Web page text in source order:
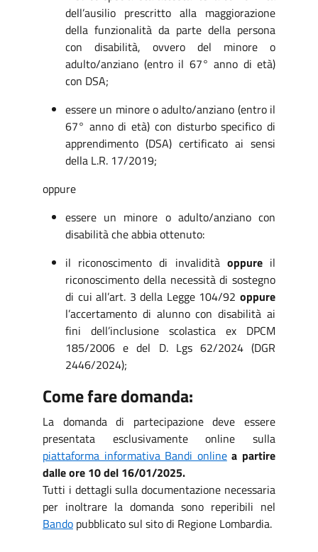
dell’ausilio prescritto alla maggiorazione
della funzionalità da parte della persona
con disabilità, ovvero del minore o
adulto/anziano (entro il 67° anno di età)
con DSA;
essere un minore o adulto/anziano (entro il
67° anno di età) con disturbo specifico di
apprendimento (DSA) certificato ai sensi
della L.R. 17/2019;
oppure
essere un minore o adulto/anziano con
disabilità che abbia ottenuto:
il riconoscimento di invalidità oppureil
riconoscimento della necessità di sostegno
di cui all’art. 3 della Legge 104/92 oppure
l’accertamento di alunno con disabilità ai
fini dell’inclusione scolastica ex DPCM
185/2006 e del D. Lgs 62/2024 (DGR
2446/2024);
Come fare domanda:
La domanda di partecipazione deve essere
presentata esclusivamente online sulla
piattaforma informativa Bandi online a partire
dalle ore 10 del 16/01/2025.
Tutti i dettagli sulla documentazione necessaria
per inoltrare la domanda sono reperibili nel
Bando pubblicato sul sito di Regione Lombardia.